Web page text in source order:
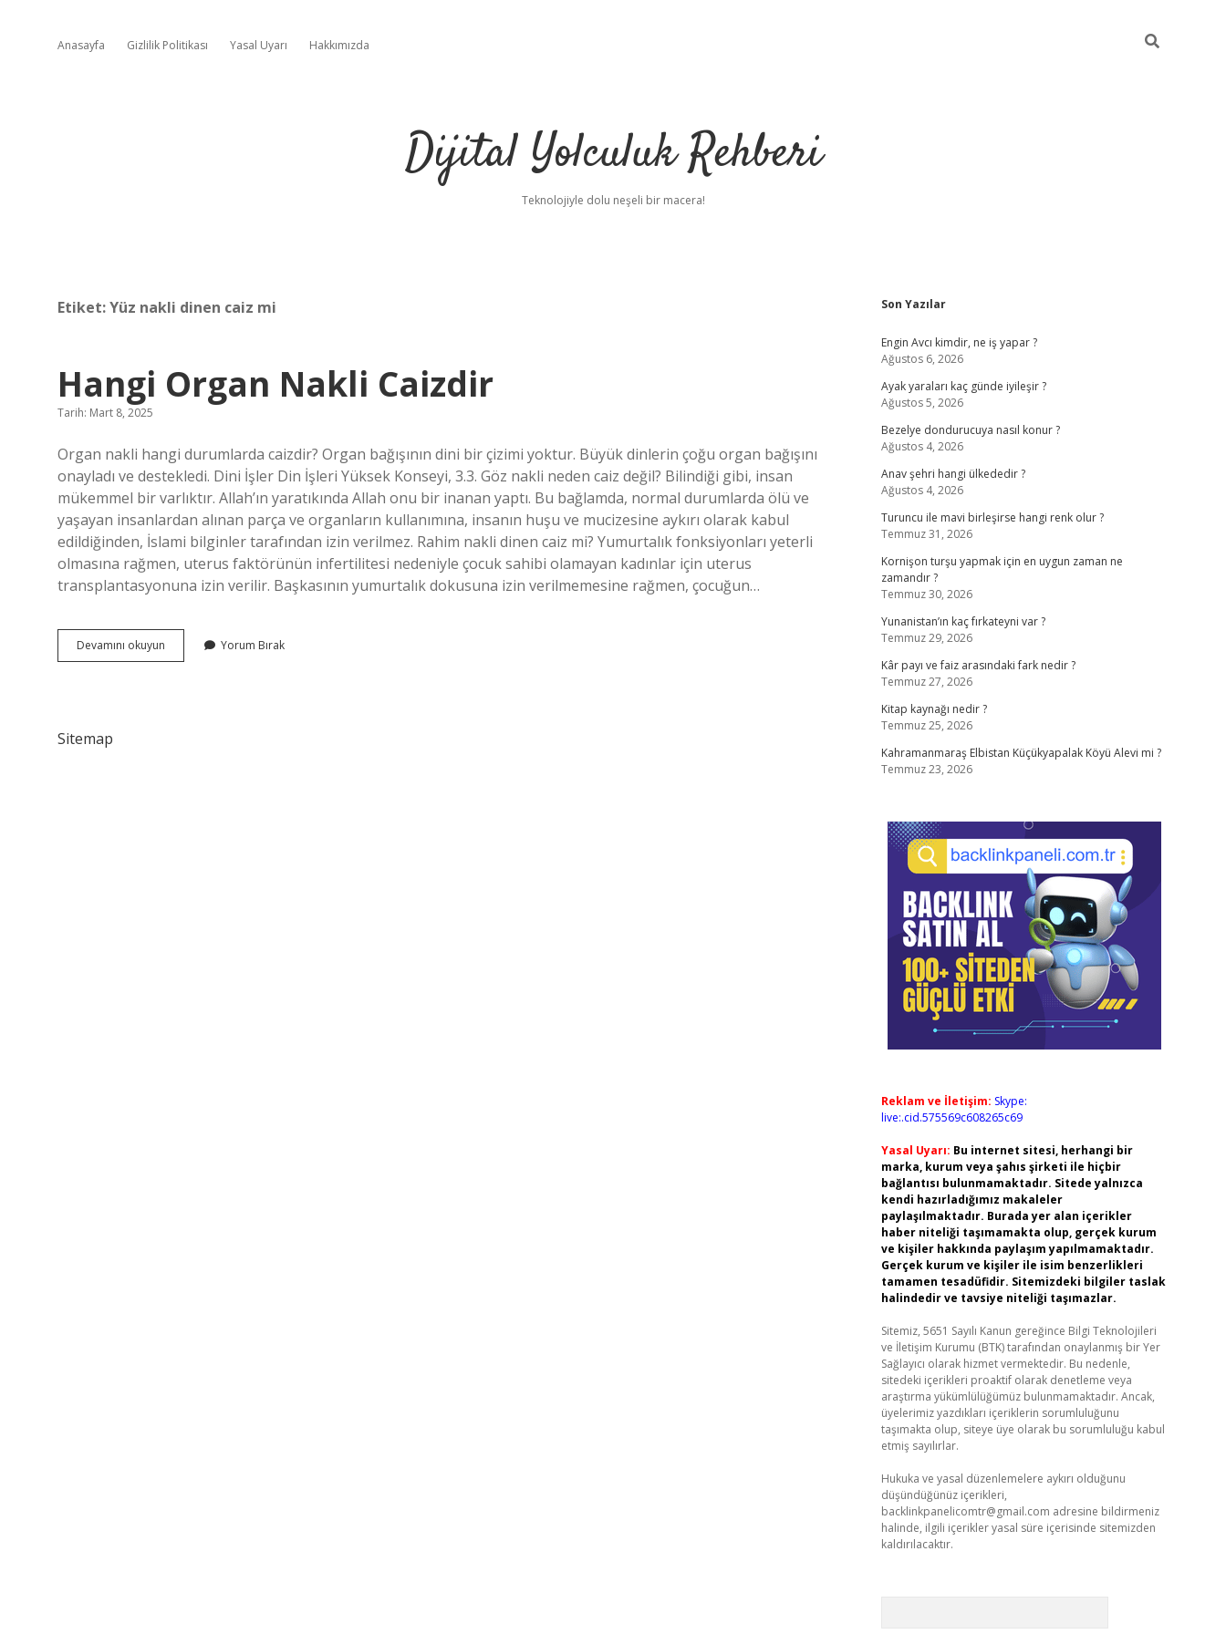
Anasayfa Gizlilik Politikası Yasal Uyarı Hakkımızda
Dijital Yolculuk Rehberi
Teknolojiyle dolu neşeli bir macera!
Etiket:Yüz nakli dinen caiz mi
Hangi Organ Nakli Caizdir
Tarih: Mart 8, 2025
Organ nakli hangi durumlarda caizdir? Organ bağışının dini bir çizimi yoktur. Büyük dinlerin çoğu organ bağışını
onayladı ve destekledi. Dini İşler Din İşleri Yüksek Konseyi, 3.3. Göz nakli neden caiz değil? Bilindiği gibi, insan
mükemmel bir varlıktır. Allah’ın yaratıkında Allah onu bir inanan yaptı. Bu bağlamda, normal durumlarda ölü ve
yaşayan insanlardan alınan parça ve organların kullanımına, insanın huşu ve mucizesine aykırı olarak kabul
edildiğinden, İslami bilginler tarafından izin verilmez. Rahim nakli dinen caiz mi? Yumurtalık fonksiyonları yeterli
olmasına rağmen, uterus faktörünün infertilitesi nedeniyle çocuk sahibi olamayan kadınlar için uterus
transplantasyonuna izin verilir. Başkasının yumurtalık dokusuna izin verilmemesine rağmen, çocuğun…
Devamını okuyun
Organ
Yorum Bırak
Sitemap
Sidebar
Son Yazılar
Engin Avcı kimdir, ne iş yapar ?
Ağustos 6, 2026
Ayak yaraları kaç günde iyileşir ?
Ağustos 5, 2026
Bezelye dondurucuya nasıl konur ?
Ağustos 4, 2026
Anav şehri hangi ülkededir ?
Ağustos 4, 2026
Turuncu ile mavi birleşirse hangi renk olur ?
Temmuz 31, 2026
Kornişon turşu yapmak için en uygun zaman ne
zamandır ?
Temmuz 30, 2026
Yunanistan’ın kaç fırkateyni var ?
Temmuz 29, 2026
Kâr payı ve faiz arasındaki fark nedir ?
Temmuz 27, 2026
Kitap kaynağı nedir ?
Temmuz 25, 2026
Kahramanmaraş Elbistan Küçükyapalak Köyü Alevi mi ?
Temmuz 23, 2026
Reklam ve İletişim: Skype:
live:.cid.575569c608265c69
Yasal Uyarı: Bu internet sitesi, herhangi bir
marka, kurum veya şahıs şirketi ile hiçbir
bağlantısı bulunmamaktadır. Sitede yalnızca
kendi hazırladığımız makaleler
paylaşılmaktadır. Burada yer alan içerikler
haber niteliği taşımamakta olup, gerçek kurum
ve kişiler hakkında paylaşım yapılmamaktadır.
Gerçek kurum ve kişiler ile isim benzerlikleri
tamamen tesadüfidir. Sitemizdeki bilgiler taslak
halindedir ve tavsiye niteliği taşımazlar.
Sitemiz, 5651 Sayılı Kanun gereğince Bilgi Teknolojileri
ve İletişim Kurumu (BTK) tarafından onaylanmış bir Yer
Sağlayıcı olarak hizmet vermektedir. Bu nedenle,
sitedeki içerikleri proaktif olarak denetleme veya
araştırma yükümlülüğümüz bulunmamaktadır. Ancak,
üyelerimiz yazdıkları içeriklerin sorumluluğunu
taşımakta olup, siteye üye olarak bu sorumluluğu kabul
etmiş sayılırlar.
Hukuka ve yasal düzenlemelere aykırı olduğunu
düşündüğünüz içerikleri,
backlinkpanelicomtr@gmail.com adresine bildirmeniz
halinde, ilgili içerikler yasal süre içerisinde sitemizden
kaldırılacaktır.